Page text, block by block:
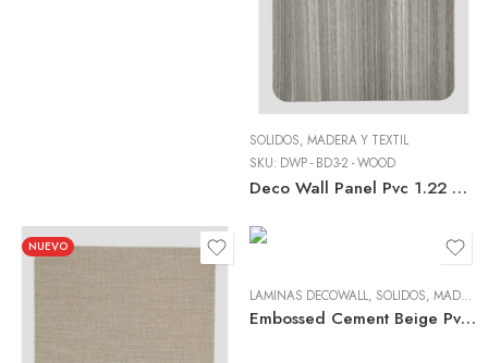
SÓLIDOS, MADERA Y TEXTIL
SKU: DWP - BD3-2 - WOOD
Deco Wall Panel Pvc 1.22 M X 2.44 M X 8mm Premium Ash Grey – Wpc Interior
NUEVO
LÁMINAS DECOWALL, SÓLIDOS, MADERA Y TEXTIL
Embossed Cement Beige Pvc 3mm